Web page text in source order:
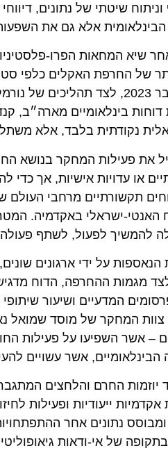
שיטתי של נתונים,
הבינלאומית אלא גם את
של החרפת האקלים כלפי
אנטישמיות מאז אוקטובר
דוחות בינלאומיים מארה״ב,
נקודתית בלבד, אלא
את פעילות המחקר בנושא
או עדויות אישיות, אך
למעלה מ-700 דיווחים
ישראלי באקדמיה.
להמשיך לפעול, לשתף פעולה
הנאספות על ידי ארגונים
מגמות ההחרפה, הדוח
המדעיים ושיעור
צוות המחקר של מוסד שמואל
– אשר השפיעו על פעילות
הבינלאומיים, אשר עשויים
יוזמות החרם והלחצים
ייעודיות ופעילות
נתונים אחר
של אי-ודאות